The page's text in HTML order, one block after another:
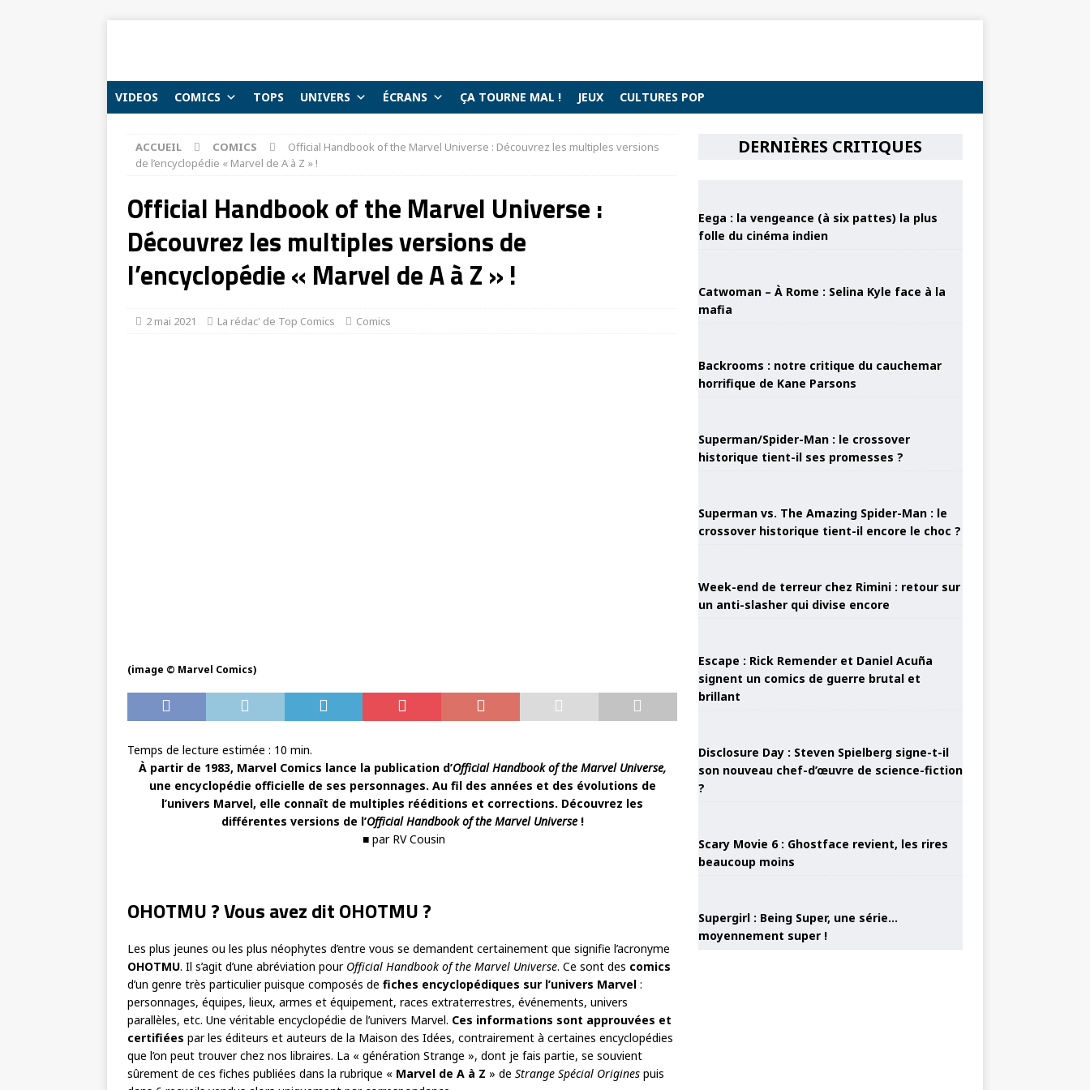
VIDEOS COMICS TOPS UNIVERS ÉCRANS ÇA TOURNE MAL ! JEUX CULTURES POP
ACCUEIL COMICS
Official Handbook of the Marvel Universe : Découvrez les multiples versions
de l’encyclopédie « Marvel de A à Z » !
Official Handbook of the Marvel Universe :
Découvrez les multiples versions de
l’encyclopédie « Marvel de A à Z » !
2 mai 2021 La rédac' de Top Comics Comics
(image © Marvel Comics)
Temps de lecture estimée : 10 min.
À partir de 1983, Marvel Comics lance la publication d’Official Handbook of the Marvel Universe,
une encyclopédie officielle de ses personnages. Au fil des années et des évolutions de
l’univers Marvel, elle connaît de multiples rééditions et corrections. Découvrez les
différentes versions de l’Official Handbook of the Marvel Universe!
■ par RV Cousin
OHOTMU ? Vous avez dit OHOTMU ?
Les plus jeunes ou les plus néophytes d’entre vous se demandent certainement que signifie l’acronyme
OHOTMU. Il s’agit d’une abréviation pour Official Handbook of the Marvel Universe. Ce sont des comics
d’un genre très particulier puisque composés de fiches encyclopédiques sur l’univers Marvel :
personnages, équipes, lieux, armes et équipement, races extraterrestres, événements, univers
parallèles, etc. Une véritable encyclopédie de l’univers Marvel. Ces informations sont approuvées et
certifiées par les éditeurs et auteurs de la Maison des Idées, contrairement à certaines encyclopédies
que l’on peut trouver chez nos libraires. La « génération Strange », dont je fais partie, se souvient
sûrement de ces fiches publiées dans la rubrique « Marvel de A à Z » de Strange Spécial Origines puis
DERNIÈRES CRITIQUES
Eega : la vengeance (à six pattes) la plus
folle du cinéma indien
Catwoman – À Rome : Selina Kyle face à la
mafia
Backrooms : notre critique du cauchemar
horrifique de Kane Parsons
Superman/Spider-Man : le crossover
historique tient-il ses promesses ?
Superman vs. The Amazing Spider-Man : le
crossover historique tient-il encore le choc ?
Week-end de terreur chez Rimini : retour sur
un anti-slasher qui divise encore
Escape : Rick Remender et Daniel Acuña
signent un comics de guerre brutal et
brillant
Disclosure Day : Steven Spielberg signe-t-il
son nouveau chef-d’œuvre de science-fiction
?
Scary Movie 6 : Ghostface revient, les rires
beaucoup moins
Supergirl : Being Super, une série…
moyennement super !